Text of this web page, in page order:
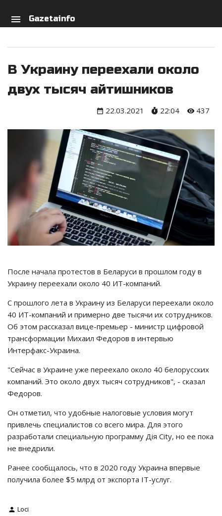
menu Gazetainfo
В Украину переехали около
двух тысяч айтишников
22.03.2021 22:04 437
После начала протестов в Беларуси в прошлом году в
Украину переехали около 40 ИТ-компаний.
С прошлого лета в Украину из Беларуси переехали около
40 ИТ-компаний и примерно две тысячи их сотрудников.
Об этом рассказал вице-премьер - министр цифровой
трансформации Михаил Федоров в интервью
Интерфакс-Украина.
"Сейчас в Украине уже переехало около 40 белорусских
компаний. Это около двух тысяч сотрудников", - сказал
Федоров.
Он отметил, что удобные налоговые условия могут
привлечь специалистов со всего мира. Для этого
разработали специальную программу Дія City, но ее пока
не внедрили.
Ранее сообщалось, что в 2020 году Украина впервые
получила более $5 млрд от экспорта ІТ-услуг.
Loci